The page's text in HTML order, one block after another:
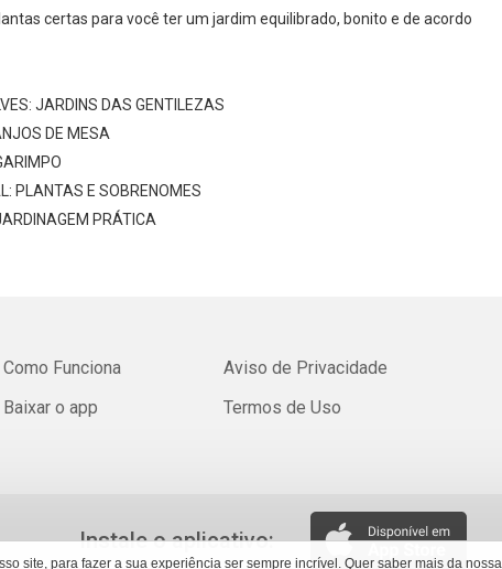
site, para fazer a sua experiência ser sempre incrível. Quer saber mais da nossa
certas para você ter um jardim equilibrado, bonito e de acordo
JARDINS DAS GENTILEZAS
DE MESA
PLANTAS E SOBRENOMES
PRÁTICA
Como Funciona
Baixar o app
Aviso de Privacidade
Termos de Uso
Instale o aplicativo: